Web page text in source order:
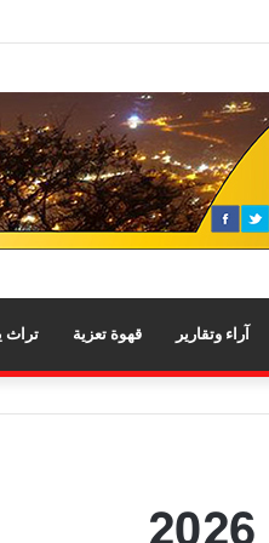
آراء وتقارير قهوة تعزية تراث